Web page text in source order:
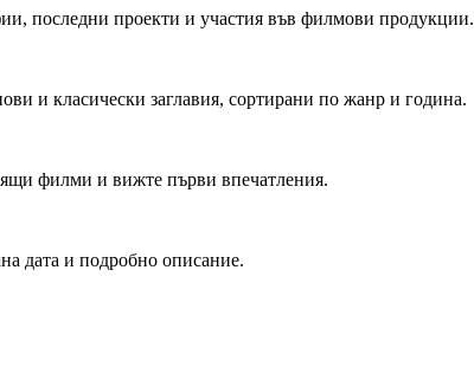
последни проекти и участия във филмови продукции.
и класически заглавия, сортирани по жанр и година.
филми и вижте първи впечатления.
дата и подробно описание.